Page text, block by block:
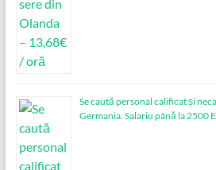
Se caută personal calificat și
Germania. Salariu până la 2500